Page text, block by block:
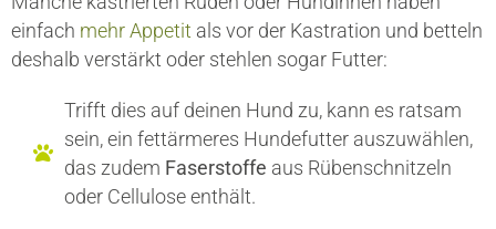
einfach mehr Appetit als vor der Kastration und betteln
deshalb verstärkt oder stehlen sogar Futter:
Trifft dies auf deinen Hund zu, kann es ratsam
sein, ein fettärmeres Hundefutter auszuwählen,
das zudem Faserstoffe aus Rübenschnitzeln
oder Cellulose enthält.